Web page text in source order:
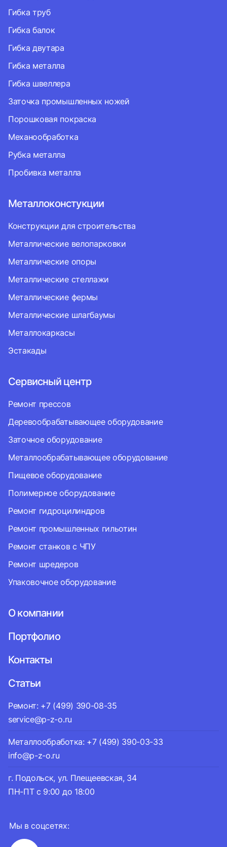
Мы в соцсетях:
Гибка труб
Гибка балок
Гибка двутара
Гибка металла
Гибка швеллера
Заточка промышленных ножей
Порошковая покраска
Механообработка
Рубка металла
Пробивка металла
Металлоконстукции
Конструкции для строительства
Металлические велопарковки
Металлические опоры
Металлические стеллажи
Металлические фермы
Металлические шлагбаумы
Металлокаркасы
Эстакады
Сервисный центр
Ремонт прессов
Деревообрабатывающее оборудование
Заточное оборудование
Металлообрабатывающее оборудование
Пищевое оборудование
Полимерное оборудование
Ремонт гидроцилиндров
Ремонт промышленных гильотин
Ремонт станков с ЧПУ
Ремонт шредеров
Упаковочное оборудование
О компании
Портфолио
Контакты
Статьи
Ремонт: +7 (499) 390-08-35
service@p-z-o.ru
Металлообработка: +7 (499) 390-03-33
info@p-z-o.ru
г. Подольск, ул. Плещеевская, 34
ПН-ПТ с 9:00 до 18:00